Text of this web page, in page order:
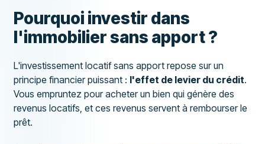
Pourquoi investir dans
l'immobilier sans apport ?
L'investissement locatif sans apport repose sur un
principe financier puissant : l'effet de levier du crédit.
Vous empruntez pour acheter un bien qui génère des
revenus locatifs, et ces revenus servent à rembourser le
prêt.